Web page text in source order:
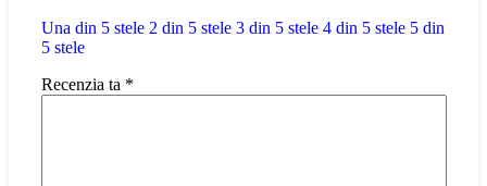
Una din 5 stele 2 din 5 stele 3 din 5 stele 4 din 5 stele 5 din
5 stele
Recenzia ta *